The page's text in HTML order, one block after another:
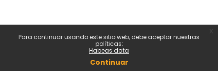
Para continuar usando este sitio web, debe aceptar nuestras
políticas:
Habeas data
Continuar